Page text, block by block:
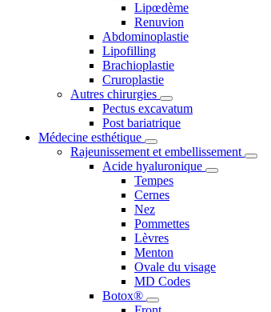
Lipœdème
Renuvion
Abdominoplastie
Lipofilling
Brachioplastie
Cruroplastie
Autres chirurgies
Pectus excavatum
Post bariatrique
Médecine esthétique
Rajeunissement et embellissement
Acide hyaluronique
Tempes
Cernes
Nez
Pommettes
Lèvres
Menton
Ovale du visage
MD Codes
Botox®